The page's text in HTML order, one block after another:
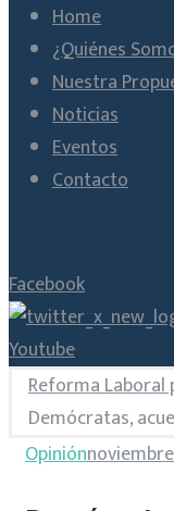
Home
¿Quiénes
Nuestra
Noticias
Eventos
Contacto
Facebook
Youtube
Reforma Laboral
Demócratas,
Opinión